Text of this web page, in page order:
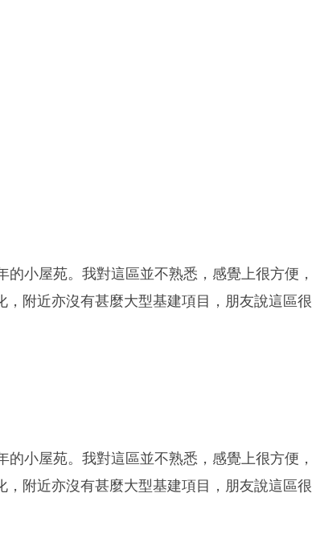
小屋苑。我對這區並不熟悉，感覺上很方便，
附近亦沒有甚麼大型基建項目，朋友說這區很
小屋苑。我對這區並不熟悉，感覺上很方便，
附近亦沒有甚麼大型基建項目，朋友說這區很